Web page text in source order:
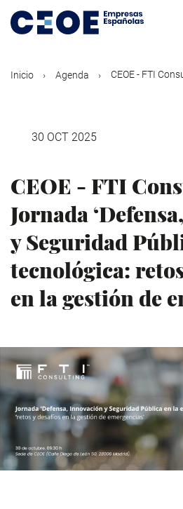
contenido
Inicio Agenda CEOE - FTI
30 OCT 2025
CEOE - FTI
Jornada
y Seguridad
tecnológica:
en la gestión de